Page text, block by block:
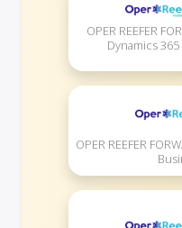
OPER REEFER
Dynamics
OPER REEFER